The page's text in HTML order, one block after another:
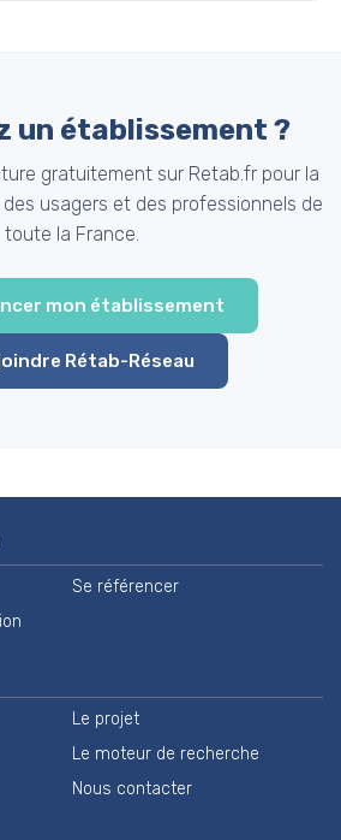
un établissement ?
gratuitement sur Retab.fr pour la
usagers et des professionnels de
toute la France.
mon établissement
Rétab-Réseau
Se référencer
Le projet
Le moteur de recherche
Nous contacter